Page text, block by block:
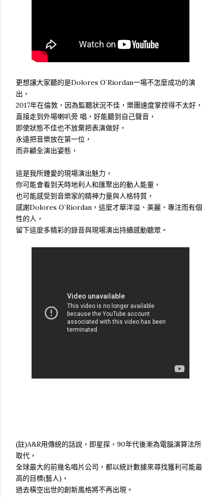
更想讓大家聽的是Dolores O`Riordan一場不怎麼成功的演
出，
2017年在倫敦，因為監聽狀況不佳，樂團速度掌控得不太好，
直接走到外場喇叭旁 唱，好能聽到自己聲音，
即使狀態不佳也不放棄把表演做好，
永遠把音樂放在第一位，
而非顧全演出姿態，
這是我所鍾愛的現場演出魅力，
你可能會看到天時地利人和匯聚出的動人能量，
也可能感受到音樂家的精神力量與人格特質，
感謝Dolores O`Riordan，這麼才華洋溢、美麗、專注而有個
性的人，
留下這麼多精彩的錄音與現場演出持續感動聽眾。
(註)A&R用傳統的話說，即星探，90年代後漸為電腦演算法所
取代，
全球最大的前幾名唱片公司，都以統計數據來尋找獲利可能最
高的目標(藝人)，
過去橫空出世的創新風格將不再出現。